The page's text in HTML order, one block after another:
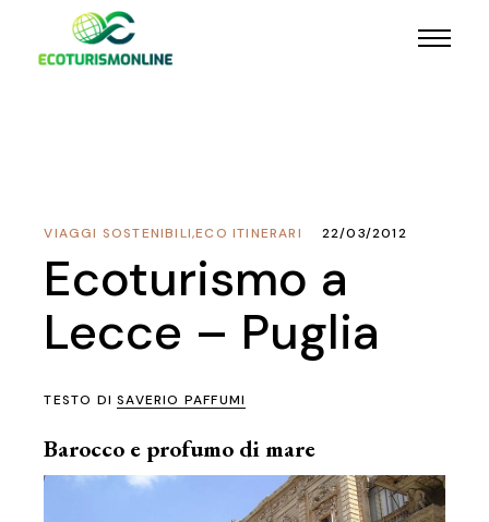
ECO ITINERARI
,
VIAGGI SOSTENIBILI 22/03/2012
Ecoturismo a
Lecce – Puglia
TESTO DISAVERIO PAFFUMI
Barocco e profumo di mare